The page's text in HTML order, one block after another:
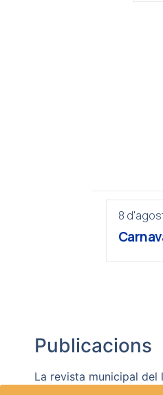
8
Publicacions
La revista municipal del